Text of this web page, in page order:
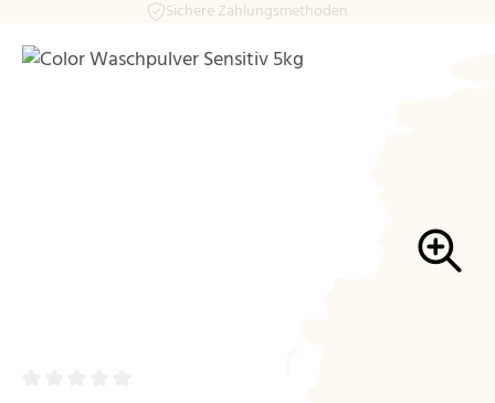
Zum Hauptinhalt springenSichere Zahlungsmethoden
Bildergalerie überspringen